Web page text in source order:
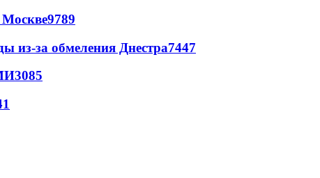
Москве9789
из-за обмеления Днестра7447
3085